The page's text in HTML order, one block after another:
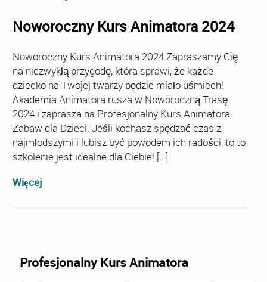
Noworoczny Kurs Animatora 2024
Noworoczny Kurs Animatora 2024 Zapraszamy Cię
na niezwykłą przygodę, która sprawi, że każde
dziecko na Twojej twarzy będzie miało uśmiech!
Akademia Animatora rusza w Noworoczną Trasę
2024 i zaprasza na Profesjonalny Kurs Animatora
Zabaw dla Dzieci. Jeśli kochasz spędzać czas z
najmłodszymi i lubisz być powodem ich radości, to to
szkolenie jest idealne dla Ciebie! […]
Więcej
Profesjonalny Kurs Animatora